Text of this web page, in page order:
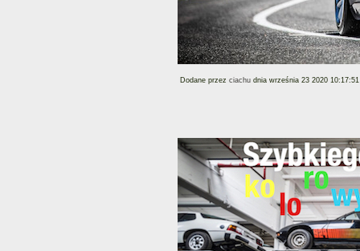
Dodane przez ciachu dnia września 23 2020 10:17:51